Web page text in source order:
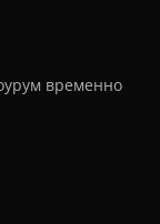
временно